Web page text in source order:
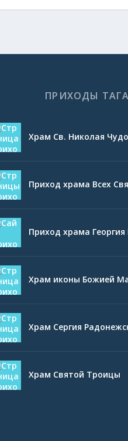
ПРИХОДЫ
Храм Св. Николая
Приход храма Всех
Приход храма
Храм иконы Божией
Храм Сергия
Храм Святой Троицы